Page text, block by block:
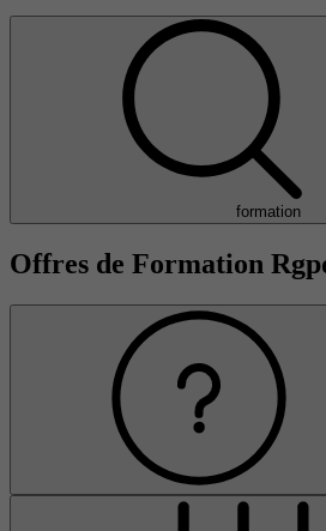
formation
Offres de Formation